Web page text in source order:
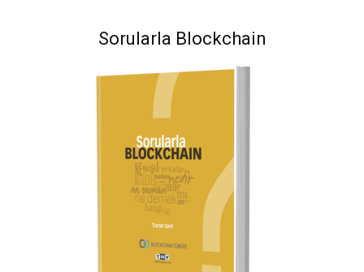
Sorularla Blockchain